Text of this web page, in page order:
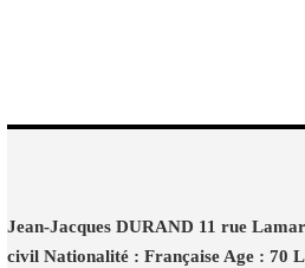
Jean-Jacques DURAND 11 rue
civil Nationalité : Française Age : 70